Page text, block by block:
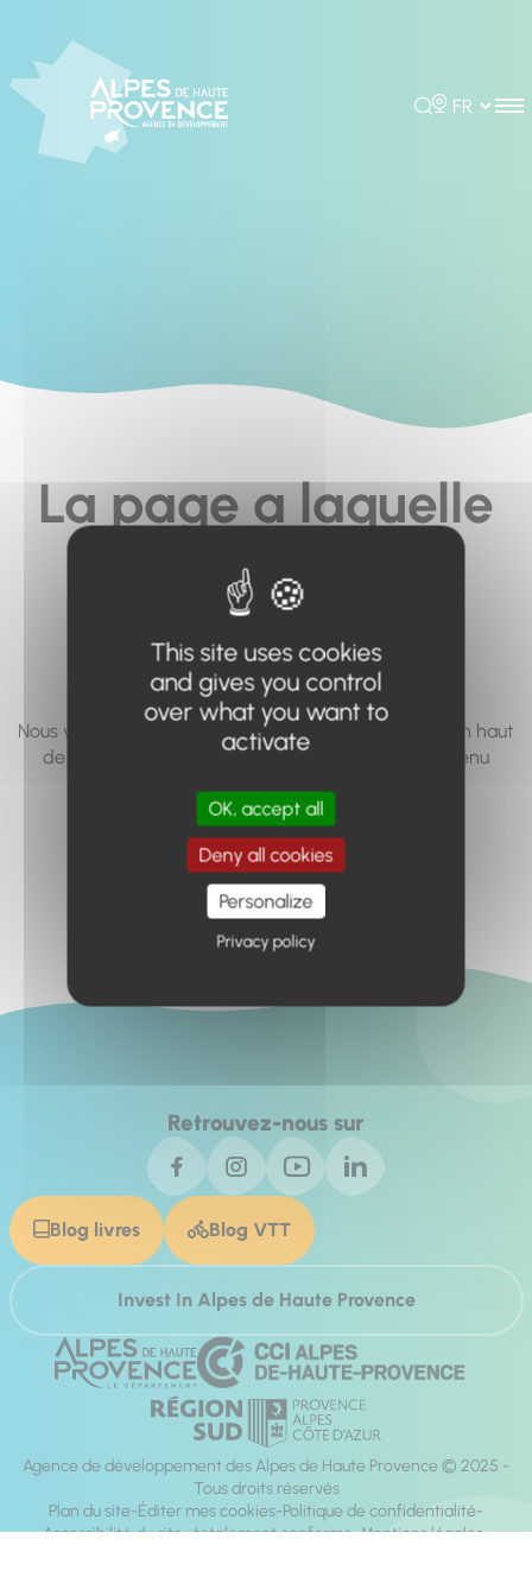
Rechercher
Choisir la
La page a laquelle
vous cherchez à
accéder n'existe
pas... ou plus.
Nous vous invitons à utiliser le moteur de recherche en haut
de page, ou à utiliser le menu pour trouver le contenu
Retour à l'accueil
Retrouvez-nous sur
Blog livres Blog VTT
Invest In Alpes de Haute Provence
Agence de développement des Alpes de Haute Provence © 2025 -
Tous droits réservés
Plan du site Éditer mes cookies Politique de confidentialité
Accessibilité du site : totalement conforme Mentions légales
This site uses cookies
and gives you control
over what you want to
activate
OK, accept all
Deny all cookies
Personalize
Privacy policy